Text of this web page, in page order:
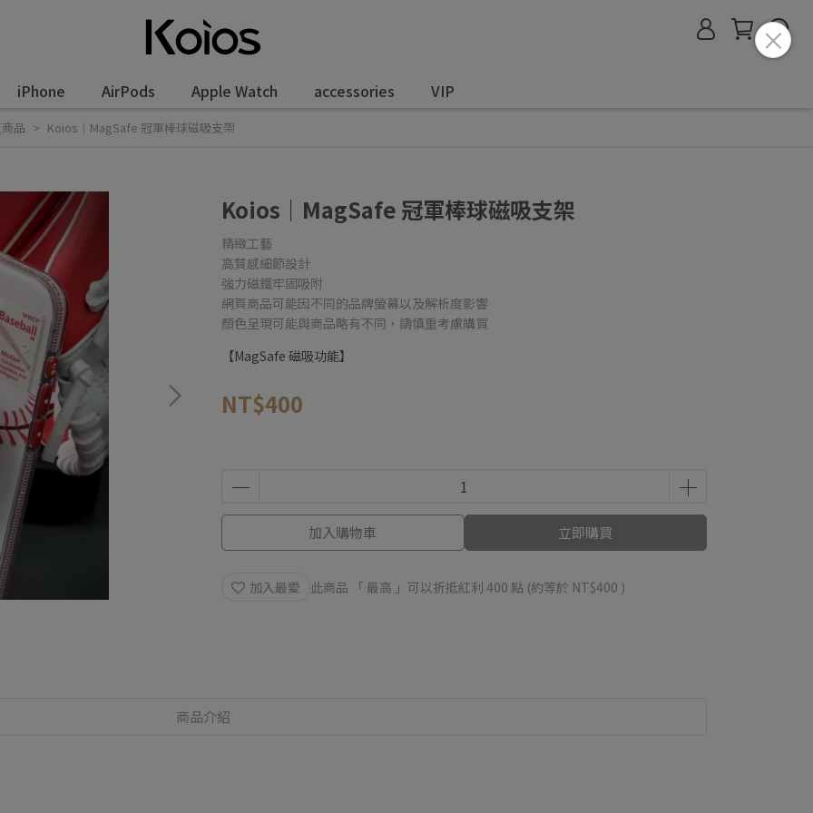
iPhone AirPods Apple Watch accessories VIP
品 Koios｜MagSafe 冠軍棒球磁吸支架
Koios｜MagSafe 冠軍棒球磁吸支架
精緻工藝
高質感細節設計
強力磁鐵牢固吸附
網頁商品可能因不同的品牌螢幕以及解析度影響
顏色呈現可能與商品略有不同，請慎重考慮購買
【MagSafe 磁吸功能】
NT$400
加入購物車 立即購買
加入最愛 此商品 「 最高 」可以折抵紅利 400 點 (約等於 NT$400 )
商品介紹